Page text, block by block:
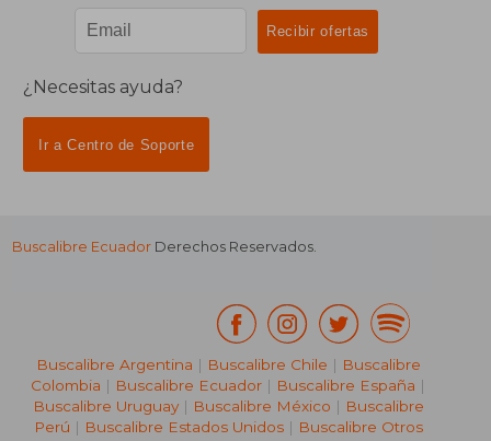
¿Necesitas ayuda?
Ir a Centro de Soporte
Buscalibre Ecuador Derechos Reservados.
Buscalibre Argentina | Buscalibre Chile | Buscalibre
Colombia | Buscalibre Ecuador | Buscalibre España |
Buscalibre Uruguay| Buscalibre México | Buscalibre
Perú | Buscalibre Estados Unidos| Buscalibre Otros